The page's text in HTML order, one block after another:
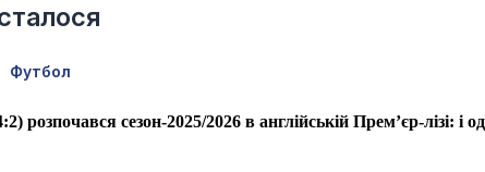
Футбол
сезон-2025/2026 в англійській Прем’єр-лізі: і